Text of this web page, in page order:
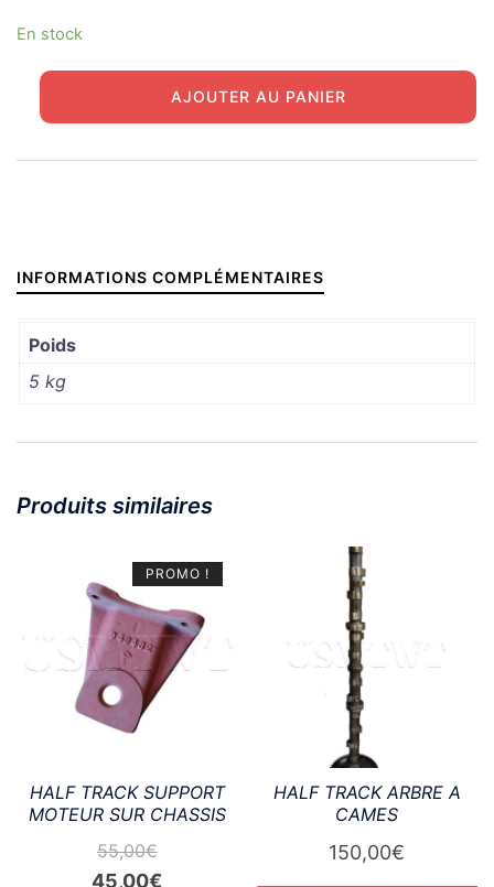
En stock
quantité
TRACK
AVEC
AJOUTER AU PANIER
INFORMATIONS COMPLÉMENTAIRES
Poids
5 kg
Produits similaires
PROMO !
HALF TRACK SUPPORT
MOTEUR SUR CHASSIS
55,00€
Le
45,00€
HALF TRACK ARBRE A
CAMES
150,00€